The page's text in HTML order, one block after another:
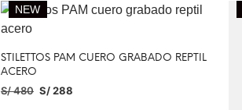
SELECCIONAR OPCIONES
NEW
STILETTOS PAM CUERO GRABADO REPTIL
ACERO
S/480 S/288